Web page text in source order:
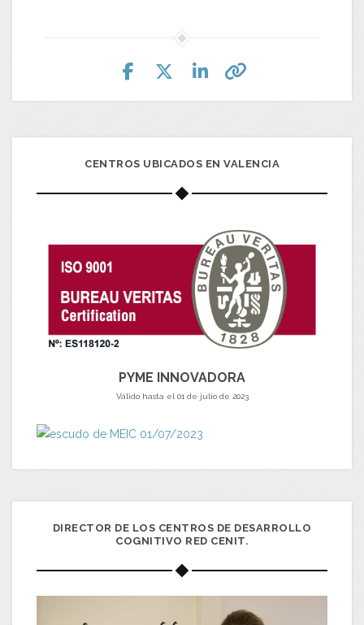
CENTROS UBICADOS EN VALENCIA
PYME INNOVADORA
Válido hasta el 01 de julio de 2023
DIRECTOR DE LOS CENTROS DE DESARROLLO
COGNITIVO RED CENIT.